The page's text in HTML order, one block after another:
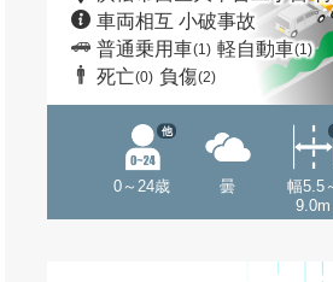
車両相互 小破事故
普通乗用車(1) 軽自動車(1)
死亡(0) 負傷(2)
0～24歳
他
曇
幅5.5
9.0m